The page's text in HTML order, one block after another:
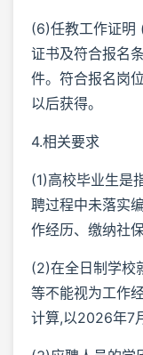
(6)任教工作证明
证书及符合报名
件。符合报名岗
以后获得。
4.相关要求
(1)高校毕业生
聘过程中未落实
作经历、缴纳社保
(2)在全日制学校
等不能视为工作
计算,以2026年7